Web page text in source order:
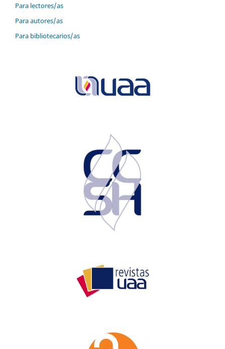
Para lectores/as
Para autores/as
Para bibliotecarios/as